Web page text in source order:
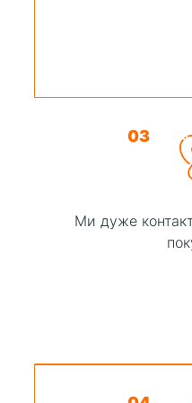
03
Ми дуже